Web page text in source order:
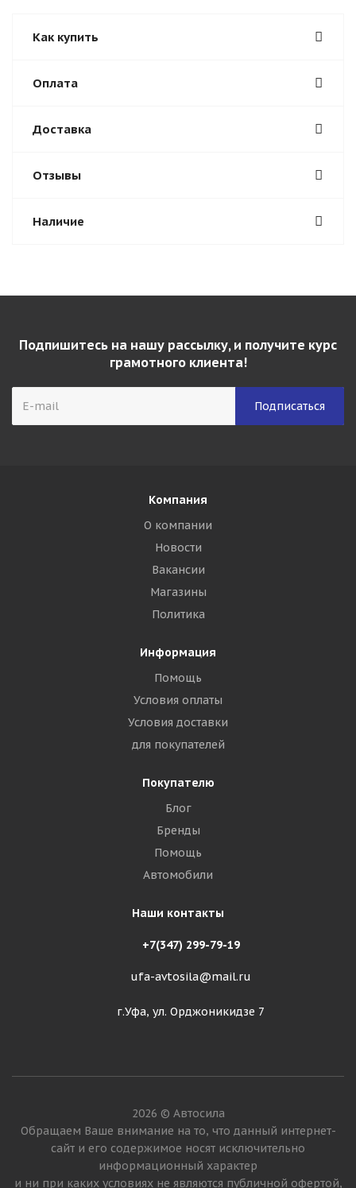
Как купить
Оплата
Доставка
Отзывы
Наличие
Подпишитесь на нашу рассылку, и получите курс
грамотного клиента!
Компания
О компании
Новости
Вакансии
Магазины
Политика
Информация
Помощь
Условия оплаты
Условия доставки
для покупателей
Покупателю
Блог
Бренды
Помощь
Автомобили
Наши контакты
+7(347) 299-79-19
ufa-avtosila@mail.ru
г.Уфа, ул. Орджоникидзе 7
2026 © Автосила
Обращаем Ваше внимание на то, что данный интернет-
сайт и его содержимое носят исключительно
информационный характер
и ни при каких условиях не являются публичной офертой,